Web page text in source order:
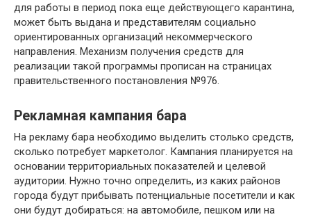
для работы в период пока еще действующего карантина,
может быть выдана и представителям социально
ориентированных организаций некоммерческого
направления. Механизм получения средств для
реализации такой программы прописан на страницах
правительственного постановления №976.
Рекламная кампания бара
На рекламу бара необходимо выделить столько средств,
сколько потребует маркетолог. Кампания планируется на
основании территориальных показателей и целевой
аудитории. Нужно точно определить, из каких районов
города будут прибывать потенциальные посетители и как
они будут добираться: на автомобиле, пешком или на